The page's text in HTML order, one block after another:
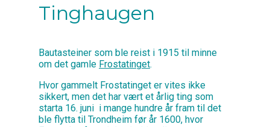
Tinghaugen
Bautasteiner som ble reist i 1915 til minne
om det gamle Frostatinget.
Hvor gammelt Frostatinget er vites ikke
sikkert, men det har vært et årlig ting som
starta 16. juni i mange hundre år fram til det
ble flytta til Trondheim før år 1600, hvor